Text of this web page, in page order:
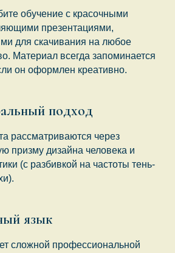
обучение с красочными
презентациями,
для скачивания на любое
Материал всегда запоминается
он оформлен креативно.
подход
рассматриваются через
призму дизайна человека и
(с разбивкой на частоты тень-
язык
сложной профессиональной